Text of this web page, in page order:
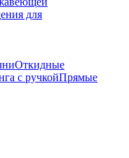
для
Откидные
с ручкойПрямые